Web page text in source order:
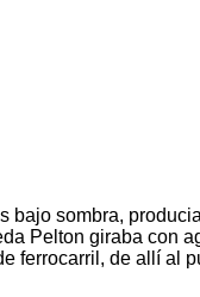
bajo sombra,
Pelton giraba con
ferrocarril, de allí al